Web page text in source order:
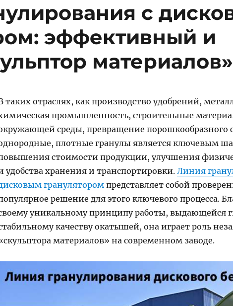
с
эффективный и
материалов»
таких отраслях, как производство удобрений,
промышленность, строительные
среды, превращение порошкообразного
плотные гранулы является ключевым
стоимости продукции, улучшения
удобства хранения и транспортировки. Линия
грануляторомпредставляет собой
решение для этого ключевого процесса.
уникальному принципу работы, выдающейся
качеству окатышей, она играет роль
материалов» на современном заводе.